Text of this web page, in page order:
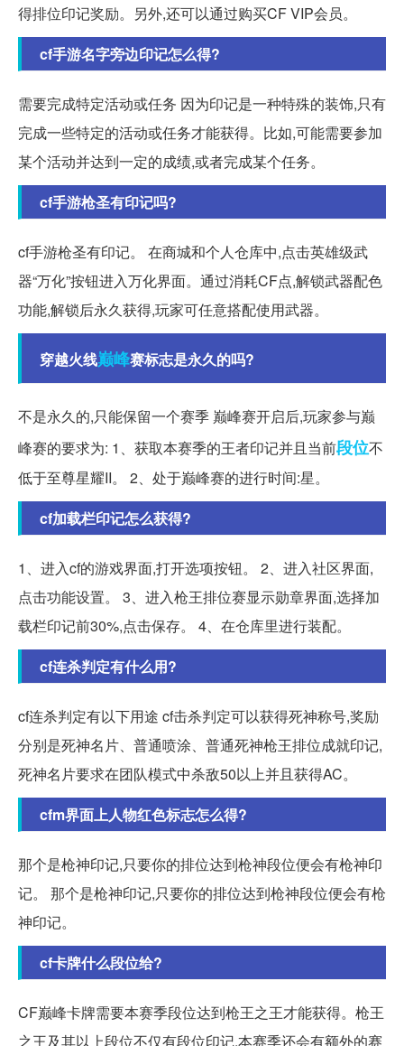
得排位印记奖励。另外,还可以通过购买CF VIP会员。
cf手游名字旁边印记怎么得?
需要完成特定活动或任务 因为印记是一种特殊的装饰,只有
完成一些特定的活动或任务才能获得。比如,可能需要参加
某个活动并达到一定的成绩,或者完成某个任务。
cf手游枪圣有印记吗?
cf手游枪圣有印记。 在商城和个人仓库中,点击英雄级武
器“万化”按钮进入万化界面。通过消耗CF点,解锁武器配色
功能,解锁后永久获得,玩家可任意搭配使用武器。
穿越火线巅峰赛标志是永久的吗?
不是永久的,只能保留一个赛季 巅峰赛开启后,玩家参与巅
峰赛的要求为: 1、获取本赛季的王者印记并且当前段位不
低于至尊星耀II。 2、处于巅峰赛的进行时间:星。
cf加载栏印记怎么获得?
1、进入cf的游戏界面,打开选项按钮。 2、进入社区界面,
点击功能设置。 3、进入枪王排位赛显示勋章界面,选择加
载栏印记前30%,点击保存。 4、在仓库里进行装配。
cf连杀判定有什么用?
cf连杀判定有以下用途 cf击杀判定可以获得死神称号,奖励
分别是死神名片、普通喷涂、普通死神枪王排位成就印记,
死神名片要求在团队模式中杀敌50以上并且获得AC。
cfm界面上人物红色标志怎么得?
那个是枪神印记,只要你的排位达到枪神段位便会有枪神印
记。 那个是枪神印记,只要你的排位达到枪神段位便会有枪
神印记。
cf卡牌什么段位给?
CF巅峰卡牌需要本赛季段位达到枪王之王才能获得。枪王
之王及其以上段位不仅有段位印记,本赛季还会有额外的赛